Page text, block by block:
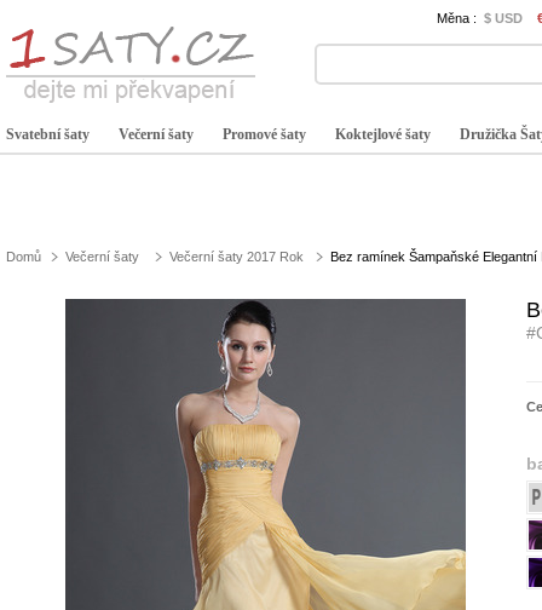
Měna : $ USD
Svatební šaty Večerní šaty Promové šaty Koktejlové šaty Družička
Domů Večerní šaty Večerní šaty 2017 Rok Bez ramínek Šampaňské